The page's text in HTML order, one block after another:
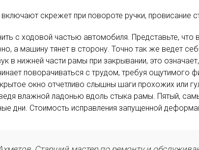
скрежет при повороте ручки, провисание
с ходовой частью автомобиля. Представьте,
а машину тянет в сторону. Точно так же ведет
в нижней части рамы при закрывании, это
поворачиваться с трудом, требуя ощутимого
окно отчетливо слышны шаги прохожих или
влажной ладонью вдоль стыка рамы. Пятый,
дни. Стоимость исправления запущенной